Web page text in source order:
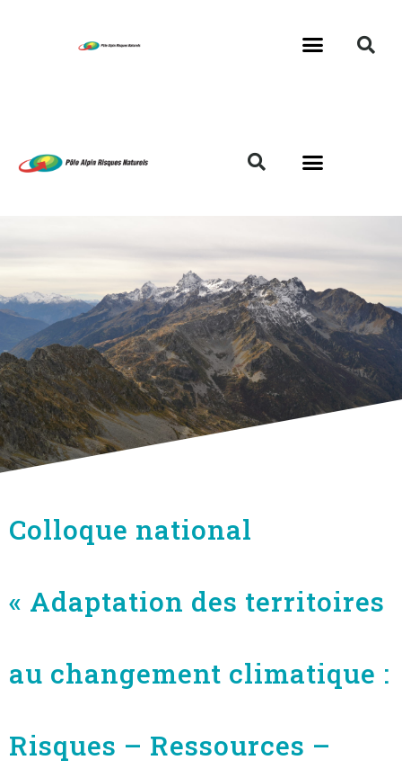
Colloque national
« Adaptation des territoires
au changement climatique :
Risques – Ressources –